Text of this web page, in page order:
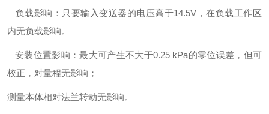
负载影响：只要输入变送器的电压高于14.5V，在负载工作区
内无负载影响。
安装位置影响：最大可产生不大于0.25 kPa的零位误差，但可
校正，对量程无影响；
测量本体相对法兰转动无影响。